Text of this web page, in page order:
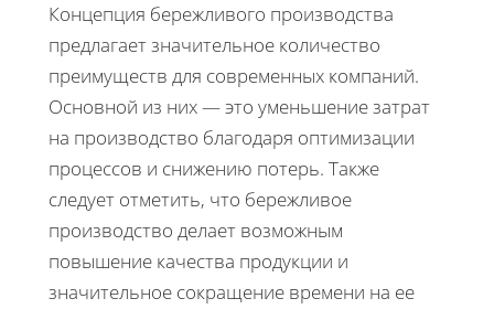
Концепция бережливого производства
предлагает значительное количество
преимуществ для современных компаний.
Основной из них — это уменьшение затрат
на производство благодаря оптимизации
процессов и снижению потерь. Также
следует отметить, что бережливое
производство делает возможным
повышение качества продукции и
значительное сокращение времени на ее